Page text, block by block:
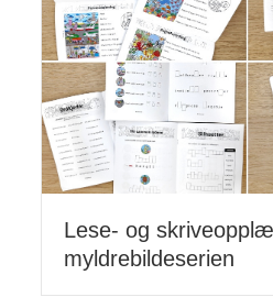
Lese- og
myldrebildeserien